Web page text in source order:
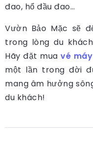
đao, hổ đầu đao…
Vườn Bảo Mặc sẽ
trong lòng du
Hãy đặt muavé
một lần trong đời
mang âm hưởng
du khách!